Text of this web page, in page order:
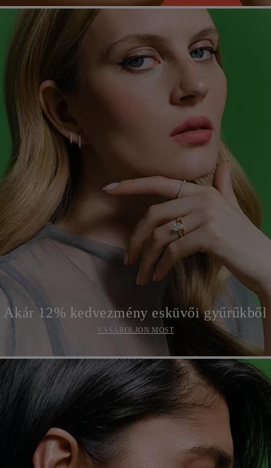
Akár 12% kedvezmény esküvői gyűrűkből
VÁSÁROLJON MOST